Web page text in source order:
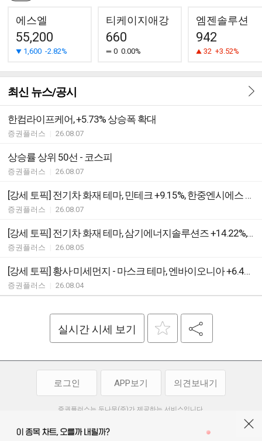
에스엘
55,200
1,600 -2.82%
티케이지애강
660
0 0.00%
엠젠솔루션
942
32 +3.52%
최신 뉴스/공시
한컴라이프케어, +5.73% 상승폭 확대
증권플러스 26.08.07
상승률 상위 50선 - 코스피
증권플러스 26.08.07
[강세 토픽] 전기차 화재 테마, 민테크 +9.15%, 한중엔시에스 +7.19%
증권플러스 26.08.07
[강세 토픽] 전기차 화재 테마, 삼기에너지솔루션즈 +14.22%, 한빛레이저 +5.43%
증권플러스 26.08.05
[강세 토픽] 황사·미세먼지 - 마스크 테마, 엔바이오니아 +6.47%, 케이엠 +6.25%
증권플러스 26.08.04
실시간 시세 보기
로그인 APP보기 의견보내기
증권플러스는 두나무(주)가 제공하는 서비스입니다.
투자 참고사항이며, 정보 제공 과정에서 오류나 지연이 발생할 수 있습니다.
두나무(주)는 제공된 정보에 의한 투자 결과에 대하여 법적인 책임을